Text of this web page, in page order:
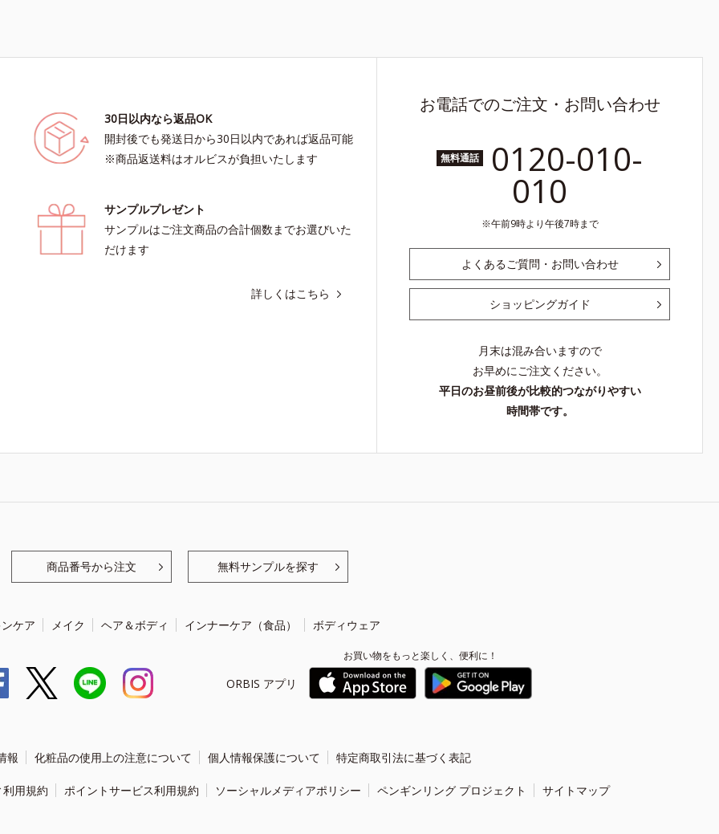
30日以内なら返品OK
開封後でも発送日から30日以内であれば返品可能
※商品返送料はオルビスが負担いたします
サンプルプレゼント
サンプルはご注文商品の合計個数までお選びいた
だけます
詳しくはこちら
お電話でのご注文・お問い合わせ
無料通話 0120-010-
010
午前9時より午後7時まで
よくあるご質問・お問い合わせ
ショッピングガイド
月末は混み合いますので
お早めにご注文ください。
平日のお昼前後が比較的つながりやすい
時間帯です。
商品番号から注文 無料サンプルを探す
ケア メイク ヘア＆ボディ インナーケア（食品） ボディウェア
ORBIS アプリ
お買い物をもっと楽しく、便利に！
報 化粧品の使用上の注意について 個人情報保護について 特定商取引法に基づく表記
用規約 ポイントサービス利用規約 ソーシャルメディアポリシー ペンギンリング プロジェクト サイトマップ